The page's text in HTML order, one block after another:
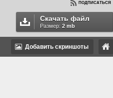
ПОДПИСАТЬСЯ
Скачать файл
Размер: 2 mb
Добавить скриншоты